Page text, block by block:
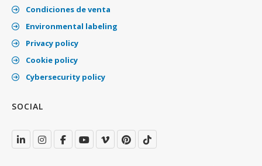
Condiciones de venta
Environmental labeling
Privacy policy
Cookie policy
Cybersecurity policy
SOCIAL